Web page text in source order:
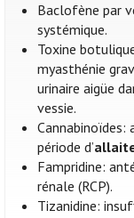
Baclofène par
systémique.
Toxine
myasthénie
urinaire aigüe
vessie.
période d’
Fampridine:
rénale (RCP).
Tizanidine: